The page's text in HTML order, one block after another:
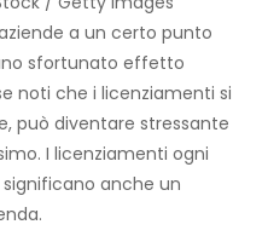
a un certo punto
sfortunato effetto
noti che i licenziamenti si
può diventare stressante
I licenziamenti ogni
anche un